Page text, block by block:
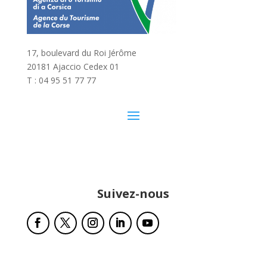
17, boulevard du Roi Jérôme
20181 Ajaccio Cedex 01
T : 04 95 51 77 77
Suivez-nous